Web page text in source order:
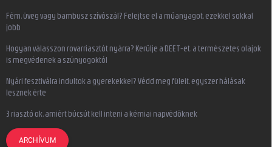
Fém, üveg vagy bambusz szívószál? Felejtse el a műanyagot, ezekkel sokkal
jobb
Hogyan válasszon rovarriasztót nyárra? Kerülje a DEET-et, a természetes olajok
is megvédenek a szúnyogoktól
Nyári fesztiválra indultok a gyerekekkel? Védd meg füleit, egyszer hálásak
lesznek érte
3 riasztó ok, amiért búcsút kell inteni a kémiai napvédőknek
ARCHÍVUM